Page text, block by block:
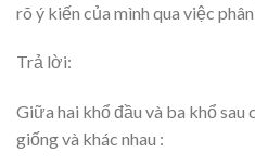
rõ ý kiến của mình qua việc
Trả lời:
Giữa hai khổ đầu và ba khổ
giống và khác nhau :